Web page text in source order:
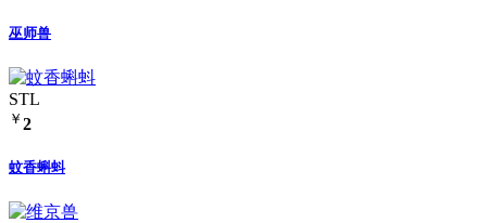
巫师兽
STL
￥ 2
蚊香蝌蚪